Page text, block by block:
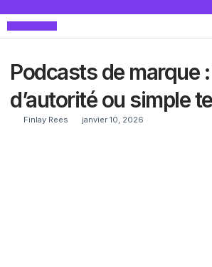
Podcasts de marque
d’autorité ou simple
Finlay Rees janvier 10, 2026